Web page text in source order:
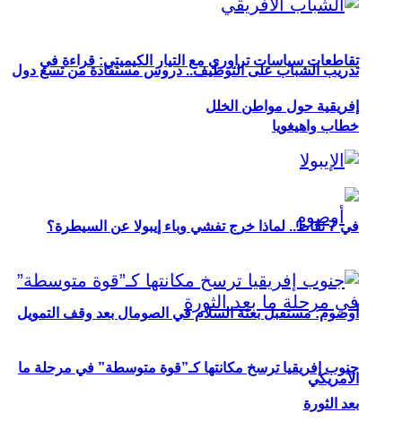
تقاطعات سياسات تراوري مع التيار الكيميتي: قراءة في
خطاب واهيغويا
أوصوم: مستقبل بعثة السلام في الصومال بعد وقف التمويل
الأمريكي
تدريب الشباب على التوظيف.. دروس مستفادة من تسع دول
إفريقية حول مواطن الخلل
في 7 نقاط.. لماذا خرج تفشي وباء إيبولا عن السيطرة؟
جنوب إفريقيا ترسخ مكانتها كـ”قوة متوسطة” في مرحلة ما
بعد الثورة